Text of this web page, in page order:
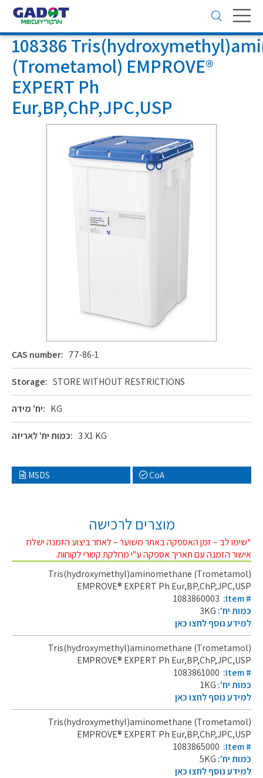
Toggle
navigation
108386
(Trometamol) EMPROVE®
EXPERT Ph
Eur,BP,ChP,JPC,USP
CAS number: 77-86-1
Storage: STORE WITHOUT RESTRICTIONS
יח' מידה: KG
כמות יח' לאריזה: 3 X1 KG
MSDS CoA
מוצרים לרכישה
*שימו לב – זמן האספקה באתר משוער – לאחר ביצוע הזמנה ישלח
אישור הזמנה עם תאריך אספקה ע"י מחלקת קשרי לקוחות.
Tris(hydroxymethyl)aminomethane (Trometamol)
EMPROVE® EXPERT Ph Eur,BP,ChP,JPC,USP
1083860003 :Item #
כמות יח':
למידע נוסף לחצו כאן
Tris(hydroxymethyl)aminomethane (Trometamol)
EMPROVE® EXPERT Ph Eur,BP,ChP,JPC,USP
1083861000 :Item #
כמות יח':
למידע נוסף לחצו כאן
Tris(hydroxymethyl)aminomethane (Trometamol)
EMPROVE® EXPERT Ph Eur,BP,ChP,JPC,USP
1083865000 :Item #
כמות יח':
למידע נוסף לחצו כאן